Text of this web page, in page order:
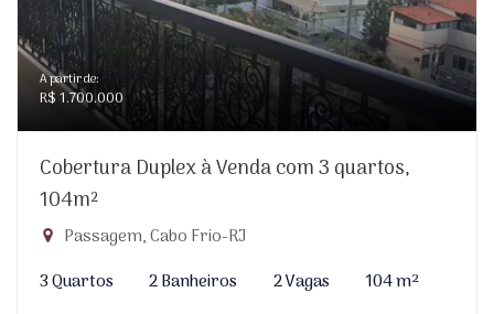
A partir de:
R$ 1.700.000
Cobertura Duplex à Venda com 3 quartos,
104m²
Passagem, Cabo Frio-RJ
3 Quartos
2 Banheiros 2 Vagas
104 m²